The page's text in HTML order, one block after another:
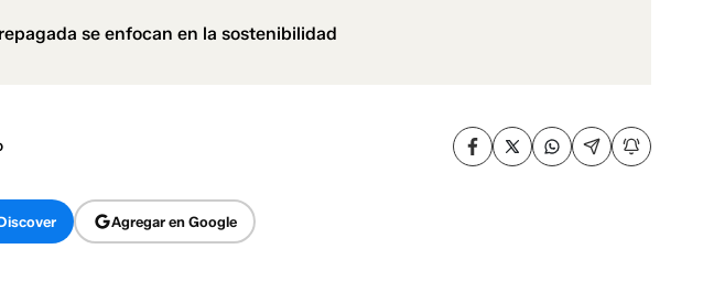
se enfocan en la sostenibilidad
Agregar en Google